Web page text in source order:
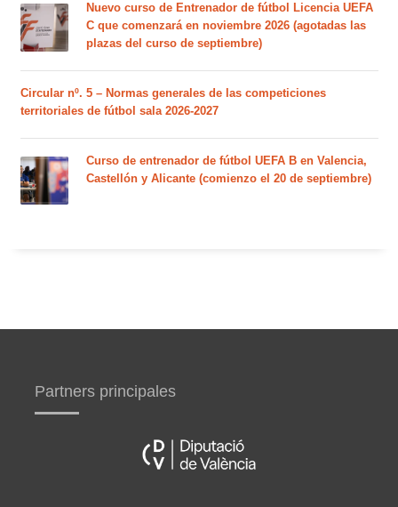
Nuevo curso de Entrenador de fútbol Licencia UEFA
C que comenzará en noviembre 2026 (agotadas las
plazas del curso de septiembre)
Circular nº. 5 – Normas generales de las competiciones
territoriales de fútbol sala 2026-2027
Curso de entrenador de fútbol UEFA B en Valencia,
Castellón y Alicante (comienzo el 20 de septiembre)
Partners principales